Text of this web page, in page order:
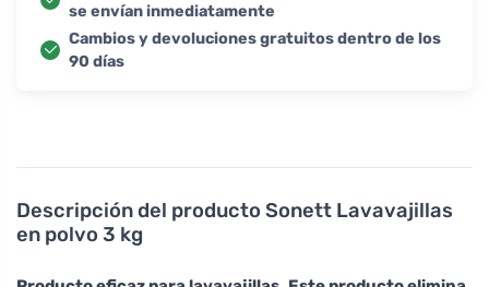
Descripción del producto Sonett Lavavajillas
en polvo 3 kg
se envían inmediatamente
Cambios y devoluciones gratuitos dentro de los
90 días